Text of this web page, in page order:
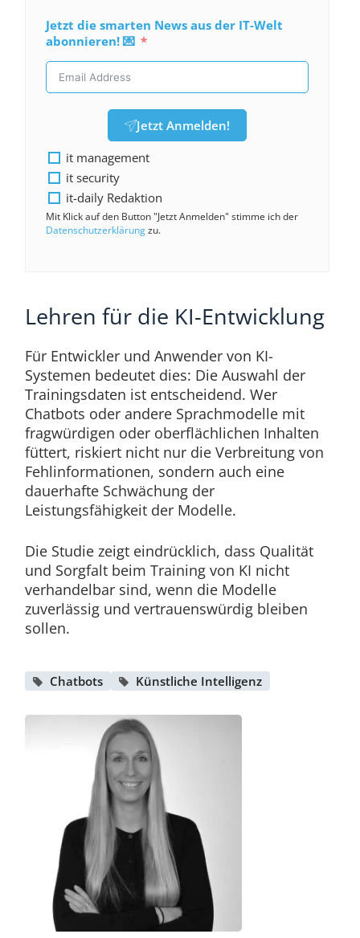
Jetzt die smarten News aus der IT-Welt
abonnieren! 💌
Jetzt Anmelden!
it management
it security
it-daily Redaktion
Mit Klick auf den Button "Jetzt Anmelden" stimme ich der
Datenschutzerklärungzu.
Lehren für die KI-Entwicklung
Für Entwickler und Anwender von KI-
Systemen bedeutet dies: Die Auswahl der
Trainingsdaten ist entscheidend. Wer
Chatbots oder andere Sprachmodelle mit
fragwürdigen oder oberflächlichen Inhalten
füttert, riskiert nicht nur die Verbreitung von
Fehlinformationen, sondern auch eine
dauerhafte Schwächung der
Leistungsfähigkeit der Modelle.
Die Studie zeigt eindrücklich, dass Qualität
und Sorgfalt beim Training von KI nicht
verhandelbar sind, wenn die Modelle
zuverlässig und vertrauenswürdig bleiben
sollen.
Chatbots Künstliche Intelligenz